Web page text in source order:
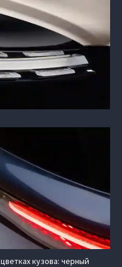
кузова: черный